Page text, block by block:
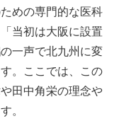
めの専門的な医科
当初は大阪に設置
一声で北九州に変
。ここでは、この
田中角栄の理念や
。